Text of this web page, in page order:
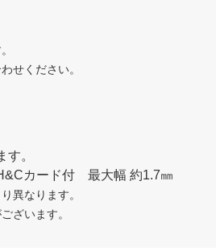
せください。
。
カード付 最大幅 約1.7㎜
異なります。
ざいます。